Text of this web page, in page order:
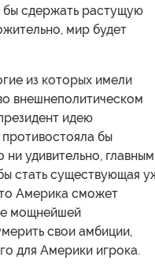
бы сдержать растущую
мир будет
из которых имели
внешнеполитическом
идею
бы
удивительно, главным
стать существующая
Америка сможет
мощнейшей
свои амбиции,
для Америки игрока.